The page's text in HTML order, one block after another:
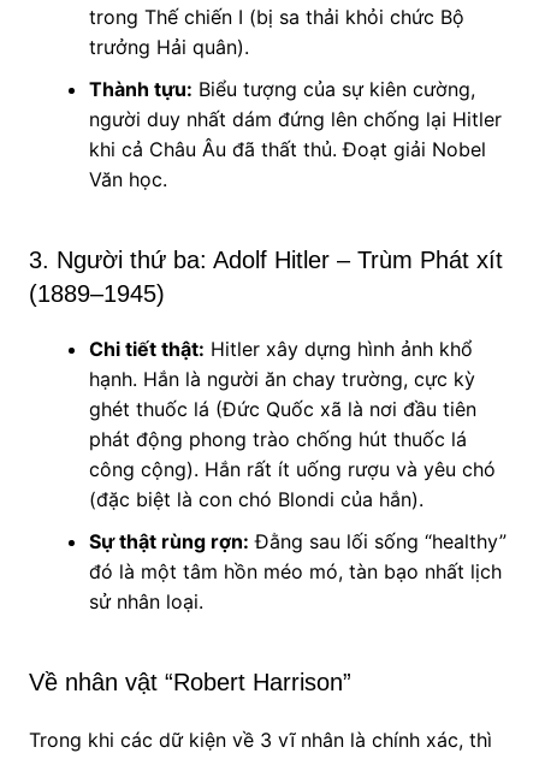
trong Thế chiến I (bị sa thải khỏi chức Bộ
trưởng Hải quân).
Thành tựu: Biểu tượng của sự kiên cường,
người duy nhất dám đứng lên chống lại Hitler
khi cả Châu Âu đã thất thủ. Đoạt giải Nobel
Văn học.
3. Người thứ ba: Adolf Hitler – Trùm Phát xít
(1889–1945)
Chi tiết thật: Hitler xây dựng hình ảnh khổ
hạnh. Hắn là người ăn chay trường, cực kỳ
ghét thuốc lá (Đức Quốc xã là nơi đầu tiên
phát động phong trào chống hút thuốc lá
công cộng). Hắn rất ít uống rượu và yêu chó
(đặc biệt là con chó Blondi của hắn).
Sự thật rùng rợn: Đằng sau lối sống “healthy”
đó là một tâm hồn méo mó, tàn bạo nhất lịch
sử nhân loại.
Về nhân vật “Robert Harrison”
Trong khi các dữ kiện về 3 vĩ nhân là chính xác, thì